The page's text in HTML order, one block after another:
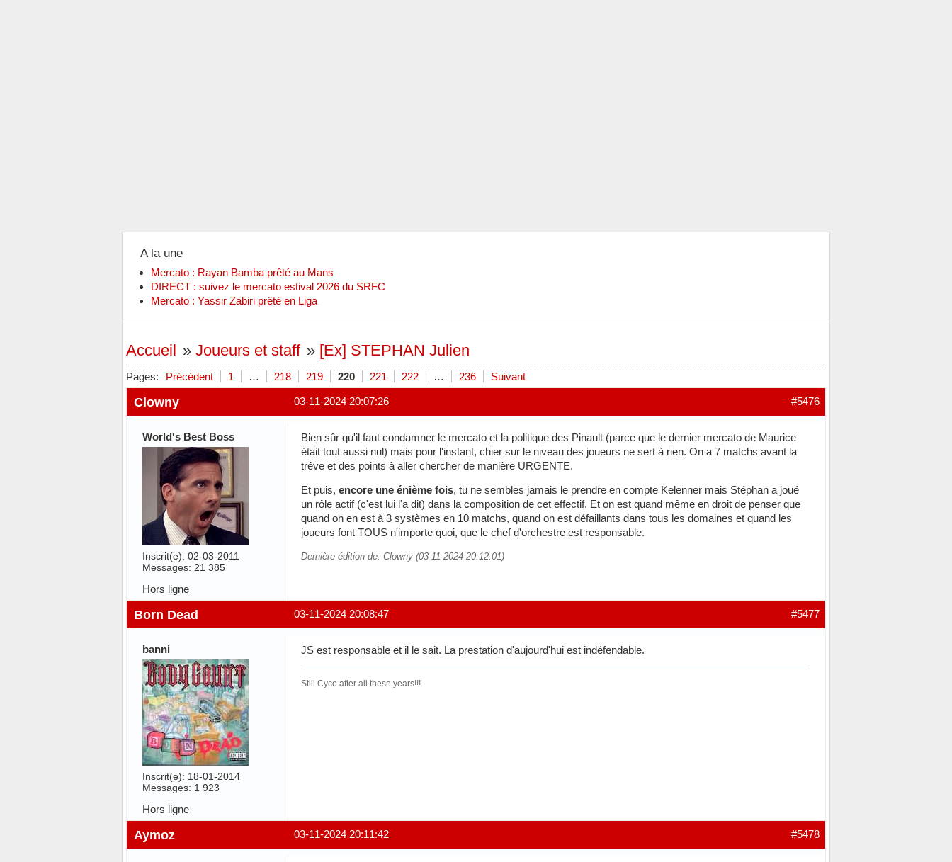
A la une
Mercato : Rayan Bamba prêté au Mans
DIRECT : suivez le mercato estival 2026 du SRFC
Mercato : Yassir Zabiri prêté en Liga
Accueil » Joueurs et staff » [Ex] STEPHAN Julien
Pages: Précédent 1 … 218 219 220 221 222 … 236 Suivant
#5476
03-11-2024 20:07:26
Clowny
World's Best Boss
Inscrit(e): 02-03-2011
Messages: 21 385
Bien sûr qu'il faut condamner le mercato et la politique des Pinault (parce que le dernier mercato de Maurice
était tout aussi nul) mais pour l'instant, chier sur le niveau des joueurs ne sert à rien. On a 7 matchs avant la
trêve et des points à aller chercher de manière URGENTE.
Et puis, encore une énième fois, tu ne sembles jamais le prendre en compte Kelenner mais Stéphan a joué
un rôle actif (c'est lui l'a dit) dans la composition de cet effectif. Et on est quand même en droit de penser que
quand on en est à 3 systèmes en 10 matchs, quand on est défaillants dans tous les domaines et quand les
joueurs font TOUS n'importe quoi, que le chef d'orchestre est responsable.
Dernière édition de: Clowny (03-11-2024 20:12:01)
Hors ligne
#5477
03-11-2024 20:08:47
Born Dead
banni
Inscrit(e): 18-01-2014
Messages: 1 923
JS est responsable et il le sait. La prestation d'aujourd'hui est indéfendable.
Still Cyco after all these years!!!
Hors ligne
#5478
03-11-2024 20:11:42
Aymoz